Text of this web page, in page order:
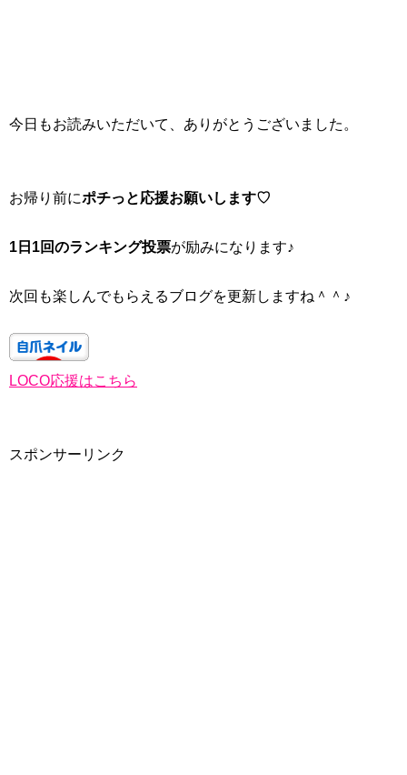
今日もお読みいただいて、ありがとうございました。
お帰り前にポチっと応援お願いします♡
1日1回のランキング投票が励みになります♪
次回も楽しんでもらえるブログを更新しますね＾＾♪
LOCO応援はこちら
スポンサーリンク